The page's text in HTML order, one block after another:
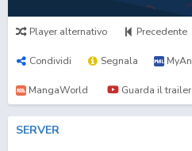
Player alternativo Precedente
Condividi Segnala
MangaWorld Guarda il trailer
SERVER